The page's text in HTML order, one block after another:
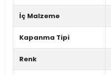
İç Malzeme
Kapanma Tipi
Renk